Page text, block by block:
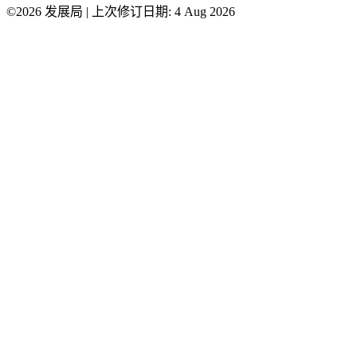
©2026 发展局 | 上次修订日期: 4 Aug 2026